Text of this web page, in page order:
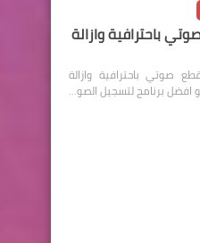
باحترافية وازالة
صوتي باحترافية وازالة